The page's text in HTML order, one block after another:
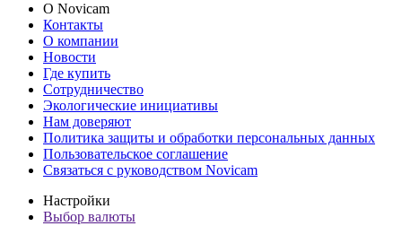
О Novicam
Контакты
О компании
Новости
Где купить
Сотрудничество
Экологические инициативы
Нам доверяют
Политика защиты и обработки персональных данных
Пользовательское соглашение
Связаться с руководством Novicam
Настройки
Выбор валюты